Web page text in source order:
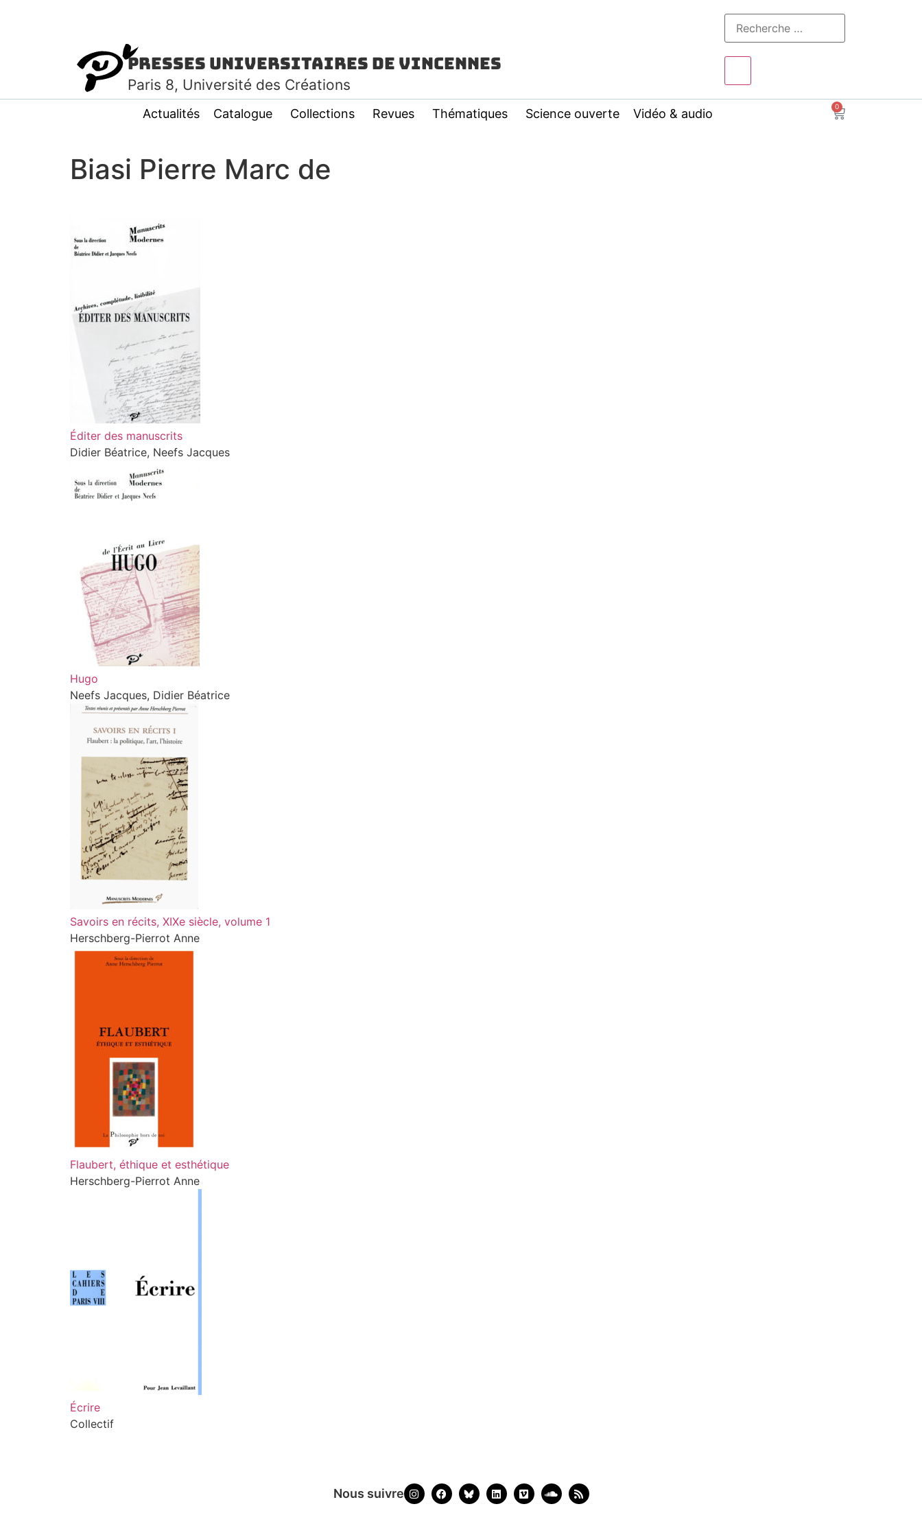
Presses Universitaires de Vincennes
Paris 8, Université des Créations
Actualités Catalogue Collections Revues Thématiques Science ouverte Vidéo & audio 0
Biasi Pierre Marc de
Éditer des manuscrits
Didier Béatrice, Neefs Jacques
Hugo
Neefs Jacques, Didier Béatrice
Savoirs en récits, XIXe siècle, volume 1
Herschberg-Pierrot Anne
Flaubert, éthique et esthétique
Herschberg-Pierrot Anne
Écrire
Collectif
Nous suivre